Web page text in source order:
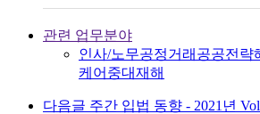
관련 업무분야
인사/노무공정거래 공공전략
케어 중대재해
다음글 주간 입법 동향 - 2021년